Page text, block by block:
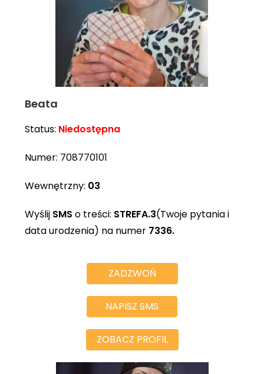
Beata
Status: Niedostępna
Numer: 708770101
Wewnętrzny: 03
Wyślij SMS o treści: STREFA.3(Twoje pytania i
data urodzenia) na numer 7336.
ZADZWOŃ
NAPISZ SMS
ZOBACZ PROFIL